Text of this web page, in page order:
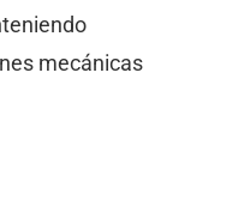
mecánicas